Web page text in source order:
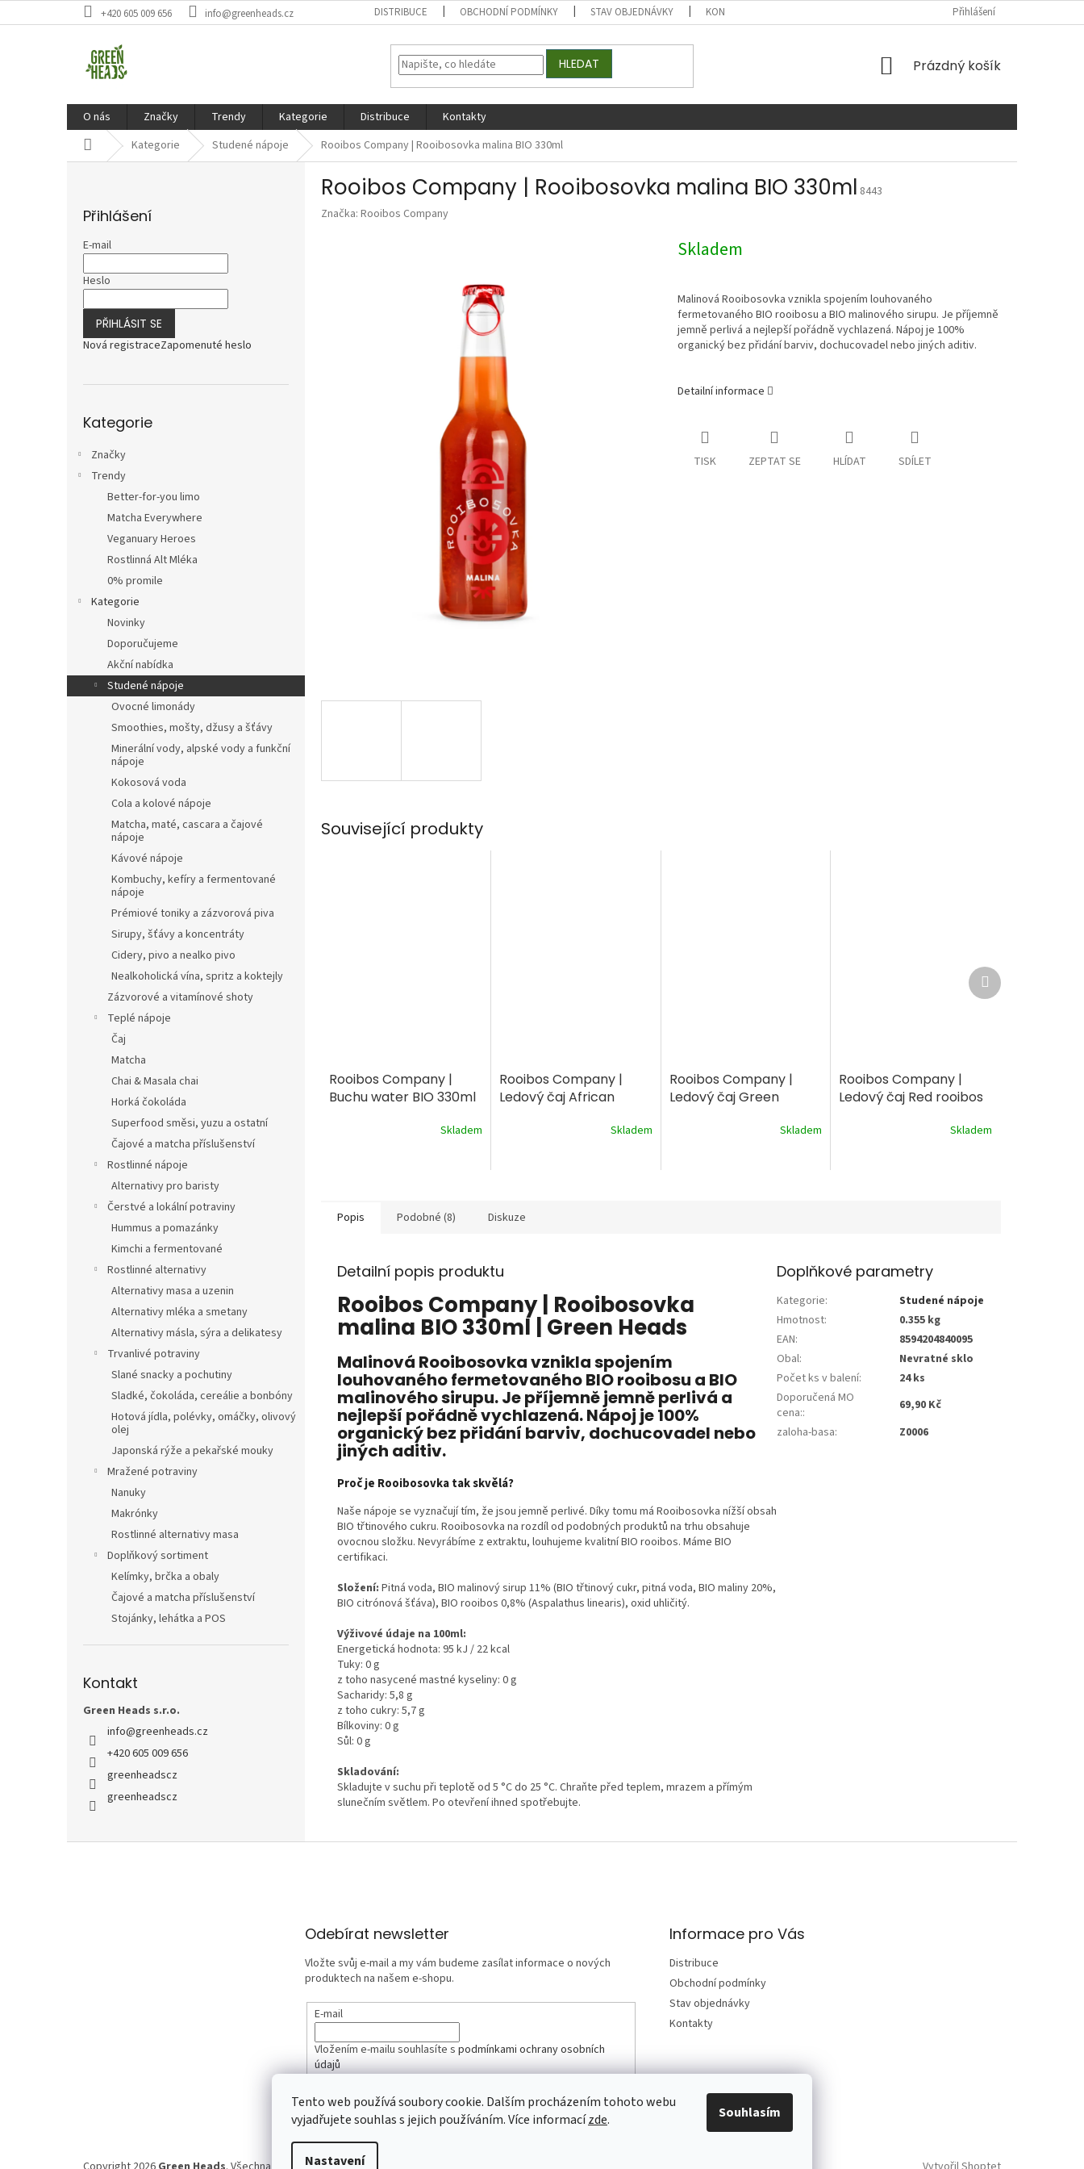
Tento web používá soubory cookie. Dalším procházením tohoto webu
vyjadřujete souhlas s jejich používáním. Více informacízde.
Nastavení
Souhlasím
na
+420 605 009 656 info@greenheads.cz DISTRIBUCE OBCHODNÍ PODMÍNKY STAV OBJEDNÁVKY KONTAKTY Přihlášení
HLEDAT
NÁKUPNÍ
Prázdný košík
O nás Značky Trendy Kategorie Distribuce
Kontakty
Domů Kategorie Studené nápoje Rooibos Company | Rooibosovka malina BIO 330ml
Přihlášení
E-mail
Heslo
PŘIHLÁSIT SE
Nová registraceZapomenuté heslo
kategorie
Kategorie
Značky
Trendy
Better-for-you limo
Matcha Everywhere
Veganuary Heroes
Rostlinná Alt Mléka
0% promile
Kategorie
Novinky
Doporučujeme
Akční nabídka
Studené nápoje
Ovocné limonády
Smoothies, mošty, džusy a šťávy
Minerální vody, alpské vody a funkční
nápoje
Kokosová voda
Cola a kolové nápoje
Matcha, maté, cascara a čajové
nápoje
Kávové nápoje
Kombuchy, kefíry a fermentované
nápoje
Prémiové toniky a zázvorová piva
Sirupy, šťávy a koncentráty
Cidery, pivo a nealko pivo
Nealkoholická vína, spritz a koktejly
Zázvorové a vitamínové shoty
Teplé nápoje
Čaj
Matcha
Chai & Masala chai
Horká čokoláda
Superfood směsi, yuzu a ostatní
Čajové a matcha příslušenství
Rostlinné nápoje
Alternativy pro baristy
Čerstvé a lokální potraviny
Hummus a pomazánky
Kimchi a fermentované
Rostlinné alternativy
Alternativy masa a uzenin
Alternativy mléka a smetany
Alternativy másla, sýra a delikatesy
Trvanlivé potraviny
Slané snacky a pochutiny
Sladké, čokoláda, cereálie a bonbóny
Hotová jídla, polévky, omáčky, olivový
olej
Japonská rýže a pekařské mouky
Mražené potraviny
Nanuky
Makrónky
Rostlinné alternativy masa
Doplňkový sortiment
Kelímky, brčka a obaly
Čajové a matcha příslušenství
Stojánky, lehátka a POS
Kontakt
Green Heads s.r.o.
info@greenheads.cz
+420 605 009 656
greenheadscz
greenheadscz
Rooibos Company | Rooibosovka malina BIO 330ml 8443
Značka: Rooibos Company
Skladem
Malinová Rooibosovka vznikla spojením louhovaného
fermetovaného BIO rooibosu a BIO malinového sirupu. Je příjemně
jemně perlivá a nejlepší pořádně vychlazená. Nápoj je 100%
organický bez přidání barviv, dochucovadel nebo jiných aditiv.
Detailní informace
TISK ZEPTAT SE HLÍDAT SDÍLET
Související produkty
Rooibos Company |
Buchu water BIO 330ml
Skladem
Rooibos Company |
Ledový čaj African
Skladem
Rooibos Company |
Ledový čaj Green
Skladem
Rooibos Company |
Ledový čaj Red rooibos
Skladem
Další
produkt
Popis Podobné (8) Diskuze
Detailní popis produktu
Rooibos Company | Rooibosovka
malina BIO 330ml | Green Heads
Malinová Rooibosovka vznikla spojením
louhovaného fermetovaného BIO rooibosu a BIO
malinového sirupu. Je příjemně jemně perlivá a
nejlepší pořádně vychlazená. Nápoj je 100%
organický bez přidání barviv, dochucovadel nebo
jiných aditiv.
Proč je Rooibosovka tak skvělá?
Naše nápoje se vyznačují tím, že jsou jemně perlivé. Díky tomu má Rooibosovka nížší obsah
BIO třtinového cukru. Rooibosovka na rozdíl od podobných produktů na trhu obsahuje
ovocnou složku. Nevyrábíme z extraktu, louhujeme kvalitní BIO rooibos. Máme BIO
certifikaci.
Složení: Pitná voda, BIO malinový sirup 11% (BIO třtinový cukr, pitná voda, BIO maliny 20%,
BIO citrónová šťáva), BIO rooibos 0,8% (Aspalathus linearis), oxid uhličitý.
Výživové údaje na 100ml:
Energetická hodnota: 95 kJ / 22 kcal
Tuky: 0 g
z toho nasycené mastné kyseliny: 0 g
Sacharidy: 5,8 g
z toho cukry: 5,7 g
Bílkoviny: 0 g
Sůl: 0g
Skladování:
Skladujte v suchu při teplotě od 5 °C do 25 °C. Chraňte před teplem, mrazem a přímým
slunečním světlem. Po otevření ihned spotřebujte.
Doplňkové parametry
Kategorie:
Studené nápoje
Hmotnost:
0.355 kg
EAN:
8594204840095
Obal:
Nevratné sklo
Počet ks v balení:
24 ks
Doporučená MO
cena::
69,90 Kč
zaloha-basa: Z0006
Odebírat newsletter
Vložte svůj e-mail a my vám budeme zasílat informace o nových
produktech na našem e-shopu.
E-mail
Vložením e-mailu souhlasíte s podmínkami ochrany osobních
údajů
PŘIHLÁSIT SE
Informace pro Vás
Distribuce
Obchodní podmínky
Stav objednávky
Kontakty